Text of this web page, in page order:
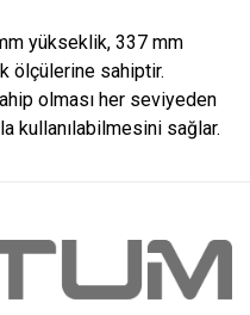
yükseklik, 337 mm
ölçülerine sahiptir.
olması her seviyeden
kullanılabilmesini sağlar.